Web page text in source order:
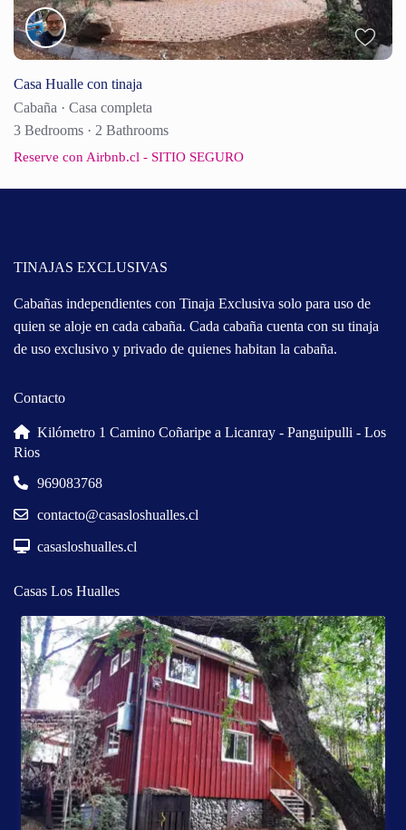
Casa Hualle con tinaja
Cabaña · Casa completa
3 Bedrooms · 2 Bathrooms
Reserve con Airbnb.cl - SITIO SEGURO
TINAJAS EXCLUSIVAS
Cabañas independientes con Tinaja Exclusiva solo para uso de
quien se aloje en cada cabaña. Cada cabaña cuenta con su tinaja
de uso exclusivo y privado de quienes habitan la cabaña.
Contacto
Kilómetro 1 Camino Coñaripe a Licanray - Panguipulli - Los
Rios
969083768
contacto@casasloshualles.cl
casasloshualles.cl
Casas Los Hualles